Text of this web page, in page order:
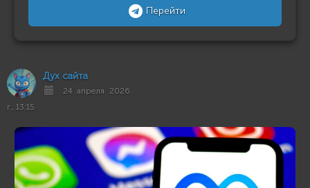
Перейти
Дух сайта
24 апреля 2026
г., 13:15